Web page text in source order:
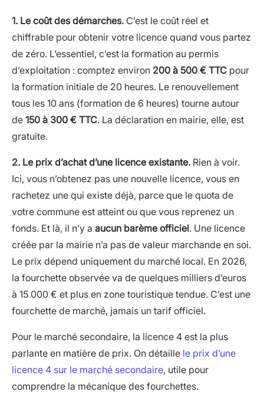
1. Le coût des démarches. C’est le coût réel et
chiffrable pour obtenir votre licence quand vous partez
de zéro. L’essentiel, c’est la formation au permis
d’exploitation : comptez environ 200 à 500 € TTC pour
la formation initiale de 20 heures. Le renouvellement
tous les 10 ans (formation de 6 heures) tourne autour
de 150 à 300 € TTC. La déclaration en mairie, elle, est
gratuite.
2. Le prix d’achat d’une licence existante. Rien à voir.
Ici, vous n’obtenez pas une nouvelle licence, vous en
rachetez une qui existe déjà, parce que le quota de
votre commune est atteint ou que vous reprenez un
fonds. Et là, il n’y a aucun barème officiel. Une licence
créée par la mairie n’a pas de valeur marchande en soi.
Le prix dépend uniquement du marché local. En 2026,
la fourchette observée va de quelques milliers d’euros
à 15 000 € et plus en zone touristique tendue. C’est une
fourchette de marché, jamais un tarif officiel.
Pour le marché secondaire, la licence 4 est la plus
parlante en matière de prix. On détaille le prix d’une
licence 4 sur le marché secondaire, utile pour
comprendre la mécanique des fourchettes.